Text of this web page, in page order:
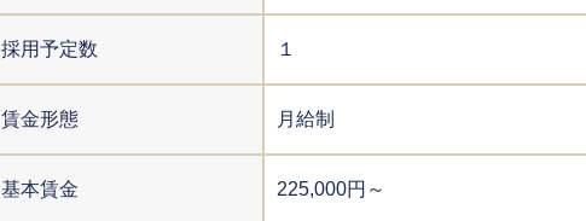
採用予定数 １
賃金形態 月給制
基本賃金 225,000円～